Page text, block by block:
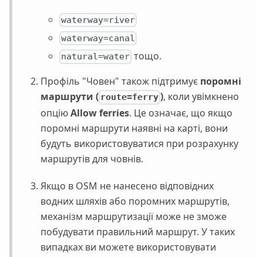
waterway=river
waterway=canal
natural=water тощо.
Профіль "Човен" також підтримує поромні
маршрути ( route=ferry), коли увімкнено
опціюAllow ferries. Це означає, що якщо
поромні маршрути наявні на карті, вони
будуть використовуватися при розрахунку
маршрутів для човнів.
Якщо в OSM не нанесено відповідних
водних шляхів або поромних маршрутів,
механізм маршрутизації може не зможе
побудувати правильний маршрут. У таких
випадках ви можете використовувати